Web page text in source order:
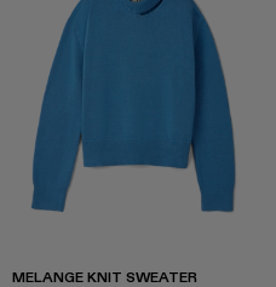
MELANGE KNIT SWEATER